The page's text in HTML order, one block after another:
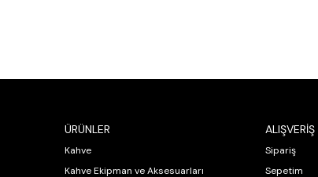
ÜRÜNLER
Kahve
Kahve Ekipman ve Aksesuarları
ALIŞVERİŞ
Sipariş
Sepetim